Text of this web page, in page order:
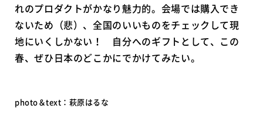
れのプロダクトがかなり魅力的。会場では購入でき
ないため（悲）、全国のいいものをチェックして現
地にいくしかない！ 自分へのギフトとして、この
春、ぜひ日本のどこかにでかけてみたい。
photo＆text：萩原はるな